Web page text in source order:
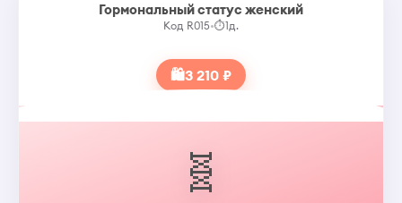
Гормональный статус женский
Код R015•⏱1д.
🛍3 210 ₽
🧬